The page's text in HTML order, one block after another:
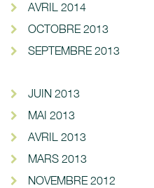
AVRIL 2014
OCTOBRE 2013
SEPTEMBRE 2013
JUIN 2013
MAI 2013
AVRIL 2013
MARS 2013
NOVEMBRE 2012